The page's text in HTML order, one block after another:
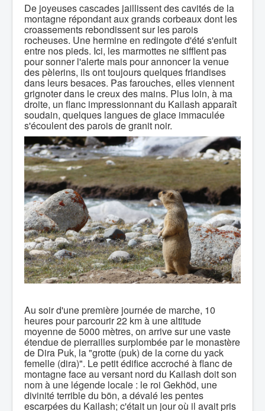
De joyeuses cascades jaillissent des cavités de la
montagne répondant aux grands corbeaux dont les
croassements rebondissent sur les parois
rocheuses. Une hermine en redingote d'été s'enfuit
entre nos pieds. Ici, les marmottes ne sifflent pas
pour sonner l'alerte mais pour annoncer la venue
des pèlerins, ils ont toujours quelques friandises
dans leurs besaces. Pas farouches, elles viennent
grignoter dans le creux des mains. Plus loin, à ma
droite, un flanc impressionnant du Kailash apparaît
soudain, quelques langues de glace immaculée
s'écoulent des parois de granit noir.
Au soir d'une première journée de marche, 10
heures pour parcourir 22 km à une altitude
moyenne de 5000 mètres, on arrive sur une vaste
étendue de pierrailles surplombée par le monastère
de Dira Puk, la "grotte (puk) de la corne du yack
femelle (dira)". Le petit édifice accroché à flanc de
montagne face au versant nord du Kailash doit son
nom à une légende locale : le roi Gekhöd, une
divinité terrible du bön, a dévalé les pentes
escarpées du Kailash; c'était un jour où il avait pris